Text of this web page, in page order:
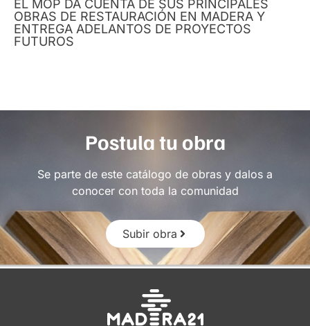
EL MOP DA CUENTA DE SUS PRINCIPALES
OBRAS DE RESTAURACIÓN EN MADERA Y
ENTREGA ADELANTOS DE PROYECTOS
FUTUROS
Postula tu obra
Se parte de este catálogo de obras y dalos a
conocer con toda la comunidad
Subir obra